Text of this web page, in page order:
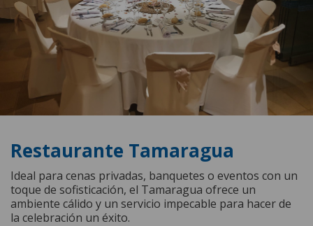
Restaurante Tamaragua
Ideal para cenas privadas, banquetes o eventos con un
toque de sofisticación, el Tamaragua ofrece un
ambiente cálido y un servicio impecable para hacer de
la celebración un éxito.